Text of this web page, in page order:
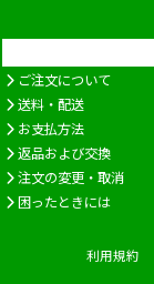
ご注文について
送料・配送
お支払方法
返品および交換
注文の変更・取消
困ったときには
利用規約